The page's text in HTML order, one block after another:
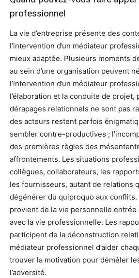
professionnel
La vie d’entreprise présente des
l’intervention d’un médiateur
mieux adaptée. Plusieurs moments
au sein d’une organisation peuvent
l’intervention d’un médiateur
l’élaboration et la conduite de projet,
dérapages relationnels ne sont pas
des acteurs restent parfois
sembler contre-productives ;
des premières règles des
affrontements. Les situations
collègues, collaborateurs, les
les fournisseurs, autant de relations
dégénérer du quiproquo aux conflits.
provient de la vie personnelle
avec la vie professionnelle. Les
participent de la déconstruction
médiateur professionnel d’aider
trouver la motivation pour démêler
l’adversité.